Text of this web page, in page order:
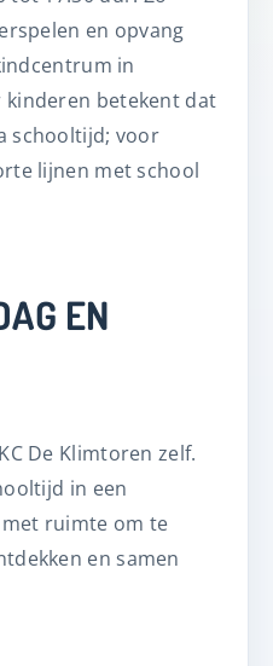
en opvang
in
betekent dat
schooltijd; voor
lijnen met school
EN
De Klimtoren zelf.
in een
ruimte om te
en samen